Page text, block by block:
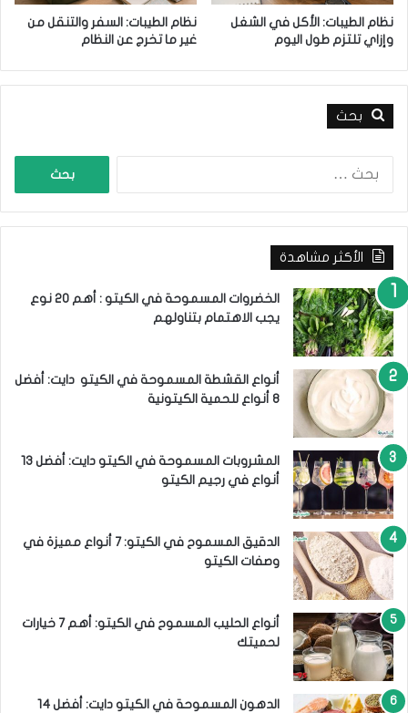
ق
د
ج
ض
م
و
ة
و
س
ر
ي
ع
ة
نظام الطيبات: الأكل في الشغل
وإزاي تلتزم طول اليوم
نظام الطيبات: السفر والتنقل من
غير ما تخرج عن النظام
بحث
ح
:
الأكثر مشاهدة
الخضروات المسموحة في الكيتو : أهم 20 نوع
يجب الاهتمام بتناولهم
أنواع القشطة المسموحة في الكيتو دايت: أفضل
8 أنواع للحمية الكيتونية
المشروبات المسموحة في الكيتو دايت: أفضل 13
أنواع في رجيم الكيتو
الدقيق المسموح في الكيتو: 7 أنواع مميزة في
وصفات الكيتو
أنواع الحليب المسموح في الكيتو: أهم 7 خيارات
لحميتك
الدهون المسموحة في الكيتو دايت: أفضل 14